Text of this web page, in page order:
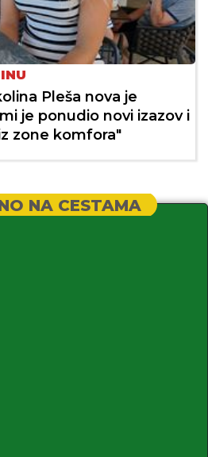
Pleša nova je
je ponudio novi izazov i
zone komfora"
NA CESTAMA